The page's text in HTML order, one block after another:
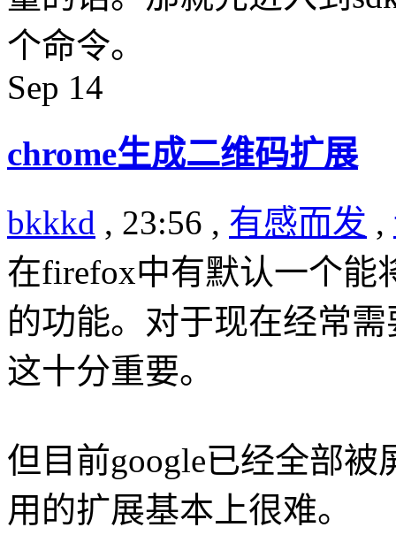
个命令。
Sep 14
chrome生成二维码扩展
bkkkd , 23:56 , 有感而发 ,
在firefox中有默认一个能
的功能。对于现在经常
这十分重要。
但目前google已经全部
用的扩展基本上很难。